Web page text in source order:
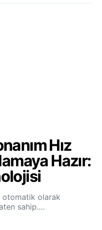
Hız
Hazır:
otomatik olarak
sahip.…